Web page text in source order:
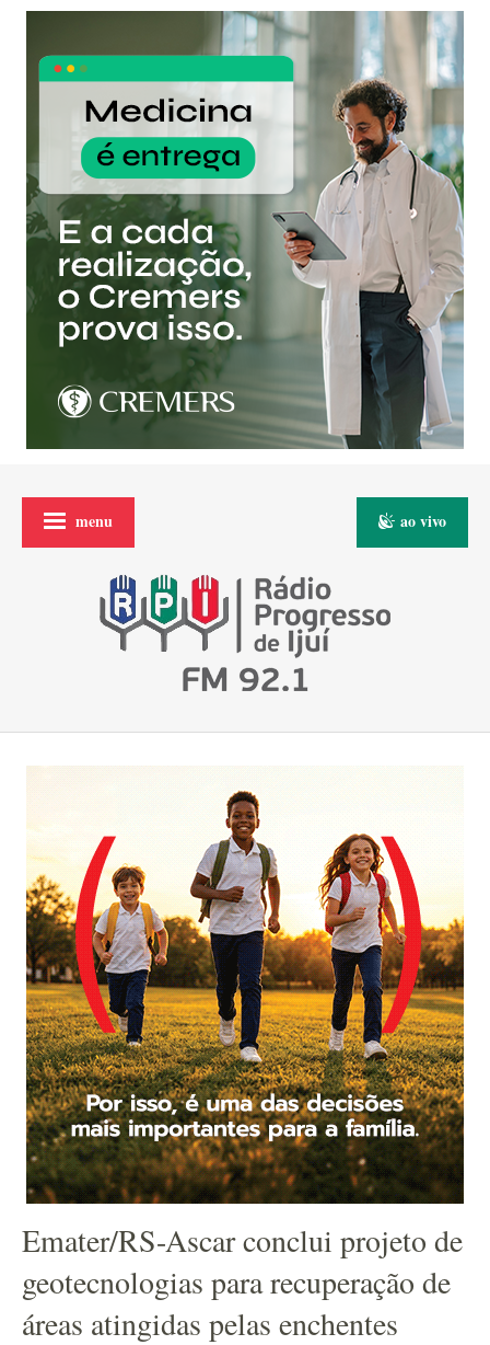
menu ao vivo
Emater/RS-Ascar conclui projeto de
geotecnologias para recuperação de
áreas atingidas pelas enchentes